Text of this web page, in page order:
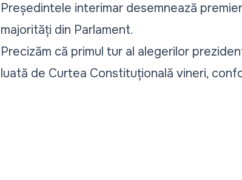
Președintele interimar desemnează
majorități din Parlament.
Precizăm că primul tur al alegerilor
luată de Curtea Constituțională vineri,